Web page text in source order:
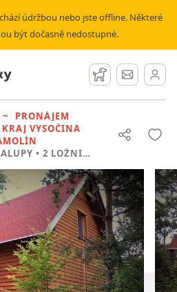
údržbou nebo jste offline. Některé
být dočasně nedostupné.
Hlídací pes
Zprávy
PRONÁJEM
KRAJ VYSOČINA
• 2 LOŽNICE BEZ REALITKY